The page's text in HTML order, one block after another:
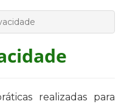
realizadas para